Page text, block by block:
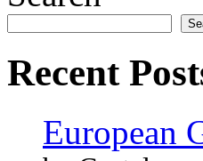
Recent
European